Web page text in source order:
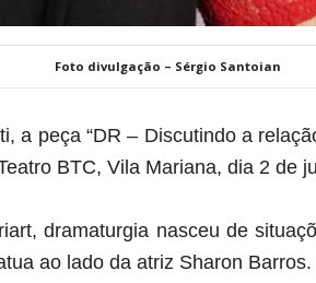
Foto divulgação – Sérgio Santoian
a peça “DR – Discutindo a
BTC, Vila Mariana, dia 2 de
dramaturgia nasceu de
ao lado da atriz Sharon Barros.